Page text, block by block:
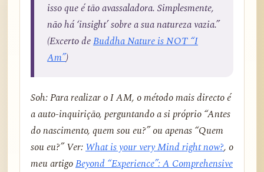
isso que é tão avassaladora. Simplesmente,
não há ‘insight’ sobre a sua natureza vazia.”
(Excerto deBuddha Nature is NOT “I
Am”)
Soh: Para realizar o I AM, o método mais directo é
a auto-inquirição, perguntando a si próprio “Antes
do nascimento, quem sou eu?” ou apenas “Quem
sou eu?” Ver:What is your very Mind right now?, o
meu artigoBeyond “Experience”: A Comprehensive